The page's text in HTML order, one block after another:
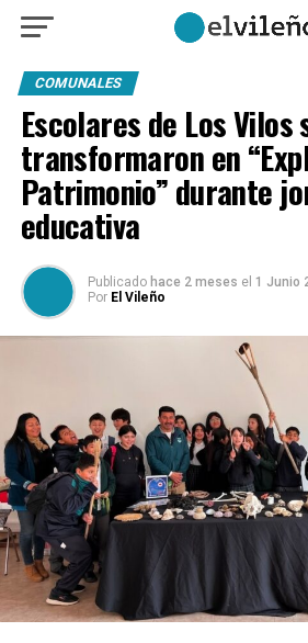
COMUNALES
Escolares de Los Vilos
transformaron en
Patrimonio” durante
educativa
Publicado hace 2 meses el 1 Junio
Por El Vileño